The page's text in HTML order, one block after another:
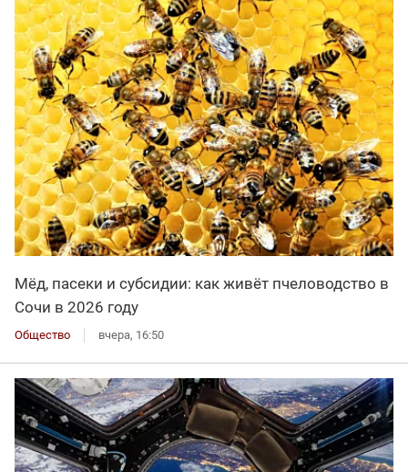
Мёд, пасеки и субсидии: как живёт пчеловодство в
Сочи в 2026 году
Общество вчера, 16:50